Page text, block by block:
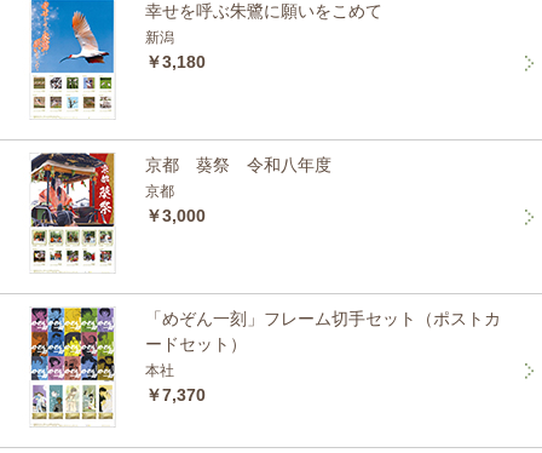
幸せを呼ぶ朱鷺に願いをこめて
新潟
￥3,180
京都 葵祭 令和八年度
京都
￥3,000
「めぞん一刻」フレーム切手セット（ポストカ
ードセット）
本社
￥7,370